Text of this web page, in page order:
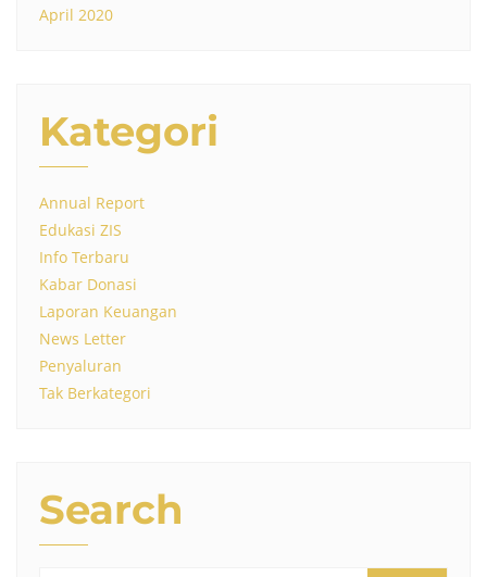
April 2020
Kategori
Annual Report
Edukasi ZIS
Info Terbaru
Kabar Donasi
Laporan Keuangan
News Letter
Penyaluran
Tak Berkategori
Search